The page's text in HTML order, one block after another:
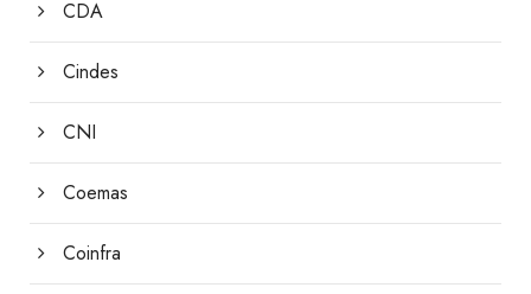
CDA
Cindes
CNI
Coemas
Coinfra